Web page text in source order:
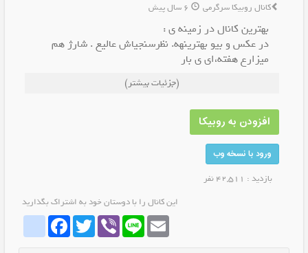
کانال روبیکا سرگرمی
بهترین کانال در زمینه ی :
در عکس و بیو بهترینهه. نظرسنجیاش عالیع . شارژ هم
میزارع هفته،ای ی بار
ی سر بزنین ببینین🔥🔥🔥🌱
(جزئیات بیشتر)
افزودن به روبیکا
ورود با نسخه وب
بازدید : 42,511 نفر
این کانال را با دوستان خود به اشتراک بگذارید
whatrubikaFacebookTwitter Viber Line Email